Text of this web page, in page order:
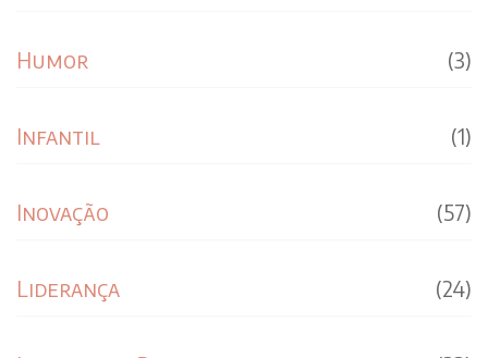
Humor (3)
Infantil (1)
Inovação (57)
Liderança (24)